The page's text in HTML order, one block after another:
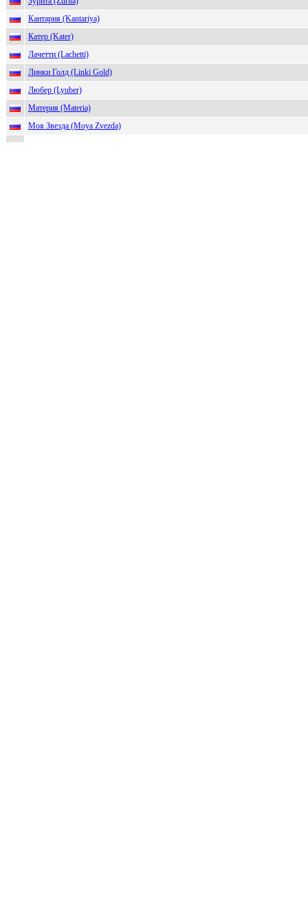
Кантария (Kantariya)
Катер (Kater)
Лачетти (Lachetti)
Линки Голд (Linki Gold)
Любер (Lyuber)
Материя (Materia)
Моя Звезда (Moya Zvezda)